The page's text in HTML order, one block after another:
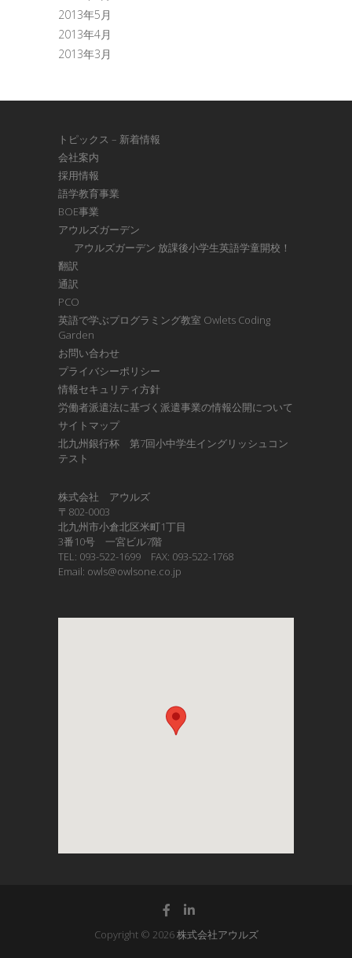
2013年5月
2013年4月
2013年3月
トピックス – 新着情報
会社案内
採用情報
語学教育事業
BOE事業
アウルズガーデン
アウルズガーデン 放課後小学生英語学童開校！
翻訳
通訳
PCO
英語で学ぶプログラミング教室 Owlets Coding
Garden
お問い合わせ
プライバシーポリシー
情報セキュリティ方針
労働者派遣法に基づく派遣事業の情報公開について
サイトマップ
北九州銀行杯 第7回小中学生イングリッシュコン
テスト
株式会社 アウルズ
〒802-0003
北九州市小倉北区米町1丁目
3番10号 一宮ビル7階
TEL: 093-522-1699 FAX: 093-522-1768
Email: owls@owlsone.co.jp
Copyright © 2026株式会社アウルズ